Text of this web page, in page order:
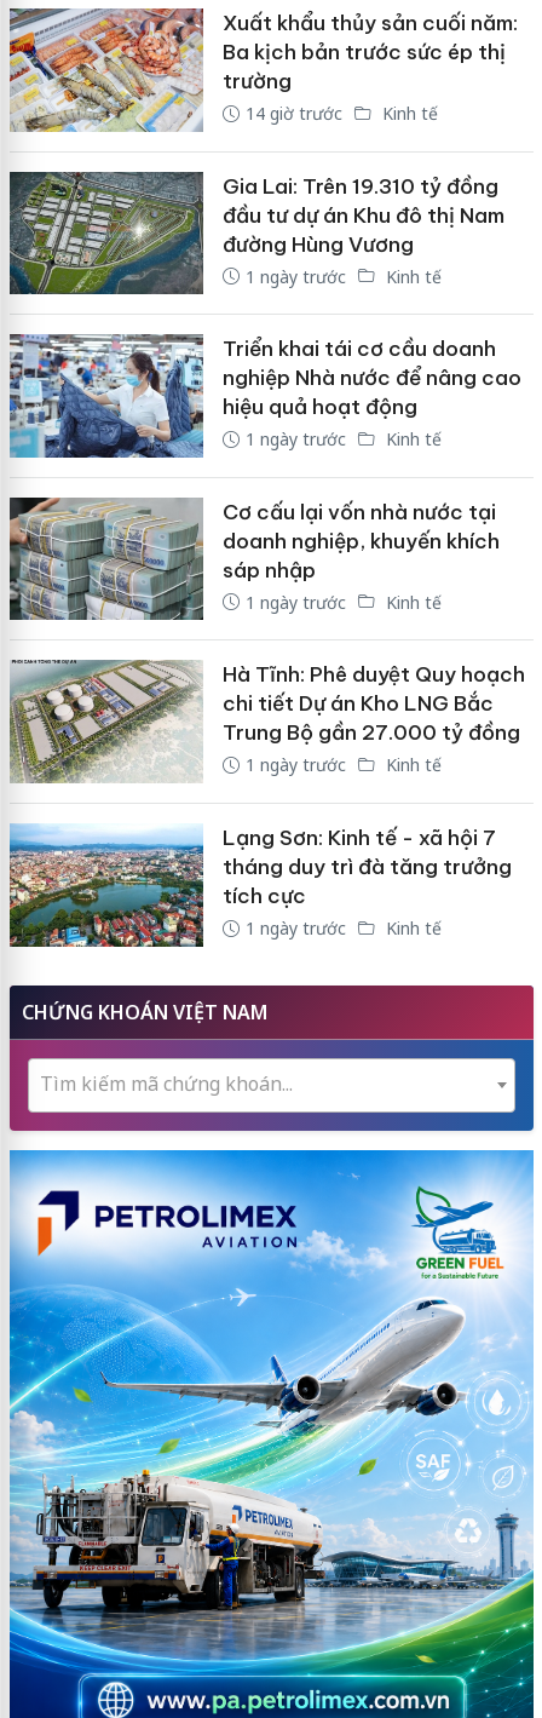
Xuất khẩu thủy sản cuối năm:
Ba kịch bản trước sức ép thị
trường
14 giờ trước Kinh tế
Gia Lai: Trên 19.310 tỷ đồng
đầu tư dự án Khu đô thị Nam
đường Hùng Vương
1 ngày trước Kinh tế
Triển khai tái cơ cầu doanh
nghiệp Nhà nước để nâng cao
hiệu quả hoạt động
1 ngày trước Kinh tế
Cơ cấu lại vốn nhà nước tại
doanh nghiệp, khuyến khích
sáp nhập
1 ngày trước Kinh tế
Hà Tĩnh: Phê duyệt Quy hoạch
chi tiết Dự án Kho LNG Bắc
Trung Bộ gần 27.000 tỷ đồng
1 ngày trước Kinh tế
Lạng Sơn: Kinh tế - xã hội 7
tháng duy trì đà tăng trưởng
tích cực
1 ngày trước Kinh tế
CHỨNG KHOÁN VIỆT NAM
Tìm kiếm mã chứng khoán...